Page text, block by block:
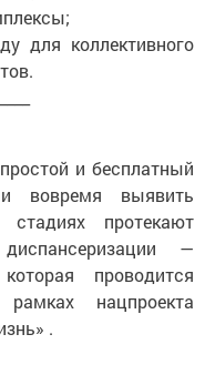
для коллективного
и бесплатный
вовремя выявить
протекают
—
проводится
нацпроекта
.